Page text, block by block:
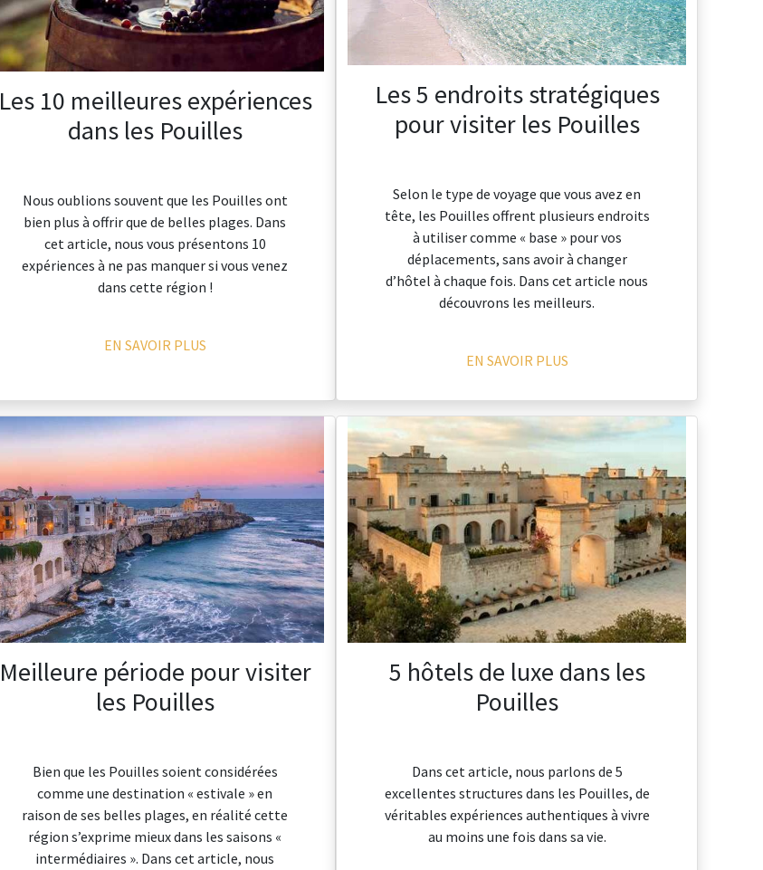
Les 10 meilleures expériences
dans les Pouilles
Nous oublions souvent que les Pouilles ont
bien plus à offrir que de belles plages. Dans
cet article, nous vous présentons 10
expériences à ne pas manquer si vous venez
dans cette région !
EN SAVOIR PLUS
Les 5 endroits stratégiques
pour visiter les Pouilles
Selon le type de voyage que vous avez en
tête, les Pouilles offrent plusieurs endroits
à utiliser comme « base » pour vos
déplacements, sans avoir à changer
d’hôtel à chaque fois. Dans cet article nous
découvrons les meilleurs.
EN SAVOIR PLUS
Meilleure période pour visiter
les Pouilles
Bien que les Pouilles soient considérées
comme une destination « estivale » en
raison de ses belles plages, en réalité cette
région s’exprime mieux dans les saisons «
intermédiaires ». Dans cet article, nous
5 hôtels de luxe dans les
Pouilles
Dans cet article, nous parlons de 5
excellentes structures dans les Pouilles, de
véritables expériences authentiques à vivre
au moins une fois dans sa vie.